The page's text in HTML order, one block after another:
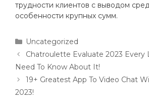
трудности клиентов с выводом
особенности крупных сумм.
Uncategorized
Chatroulette Evaluate 2023 Every
Need To Know About It!
19+ Greatest App To Video Chat
2023!